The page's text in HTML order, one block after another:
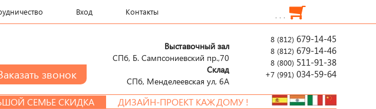
Вход Контакты . . .
8 (812) 679-14-45
8 (812) 679-14-46
8 (800) 511-91-38
+7 (991) 034-59-64
Выставочный зал
СПб, Б. Сампсониевский пр.,70
Склад
СПб, Менделеевcкая ул, 6А
СКИДКА ДИЗАЙН-ПРОЕКТ КАЖДОМУ !